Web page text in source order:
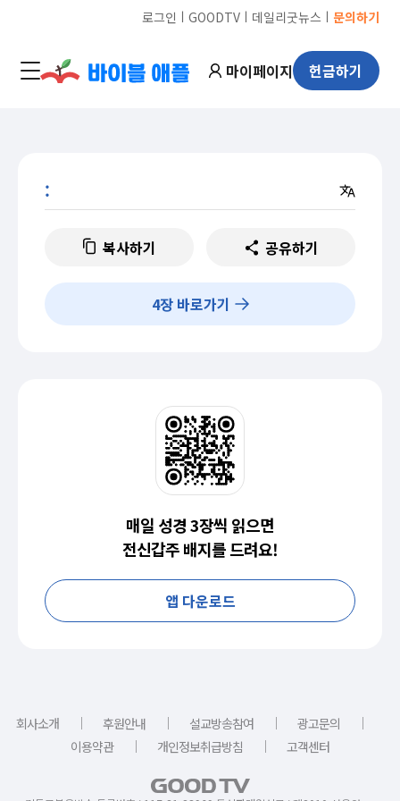
로그인 ㅣ GOODTVㅣ 데일리굿뉴스 ㅣ 문의하기
마이페이지 헌금하기
:
복사하기 공유하기
4장 바로가기
매일 성경 3장씩 읽으면
전신갑주 배지를 드려요!
앱 다운로드
회사소개 ｜ 후원안내 ｜ 설교방송참여 ｜ 광고문의
｜
이용약관
｜ 개인정보취급방침 ｜ 고객센터